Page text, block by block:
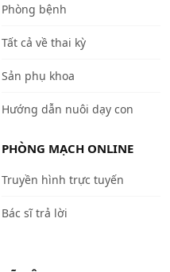
Phòng bệnh
Tất cả về thai kỳ
Sản phụ khoa
Hướng dẫn nuôi dạy con
PHÒNG MẠCH ONLINE
Truyền hình trực tuyến
Bác sĩ trả lời